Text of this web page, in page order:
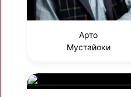
Арто
Мустайоки